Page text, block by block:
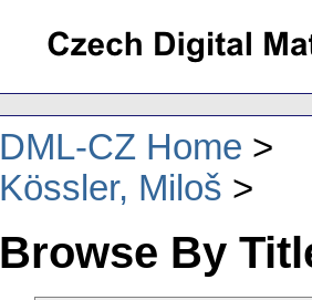
DML-CZ Home
Kössler, Miloš
Browse By